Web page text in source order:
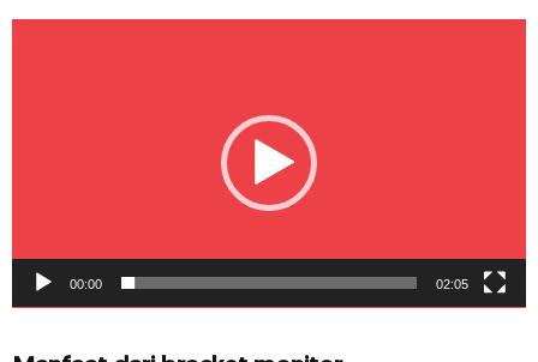
00:00 02:05